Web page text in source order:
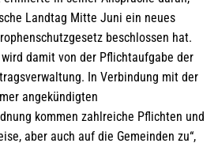
Landtag Mitte Juni ein neues
beschlossen hat.
damit von der Pflichtaufgabe der
In Verbindung mit der
angekündigten
kommen zahlreiche Pflichten und
aber auch auf die Gemeinden zu“,